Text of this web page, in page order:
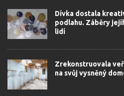
Dívka dostala
podlahu. Záběry
lidí
Zrekonstruovala
na svůj vysněný